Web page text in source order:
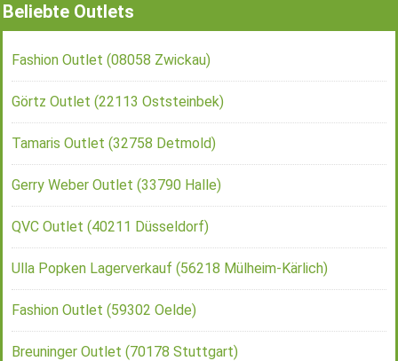
Beliebte Outlets
Fashion Outlet (08058 Zwickau)
Görtz Outlet (22113 Oststeinbek)
Tamaris Outlet (32758 Detmold)
Gerry Weber Outlet (33790 Halle)
QVC Outlet (40211 Düsseldorf)
Ulla Popken Lagerverkauf (56218 Mülheim-Kärlich)
Fashion Outlet (59302 Oelde)
Breuninger Outlet (70178 Stuttgart)